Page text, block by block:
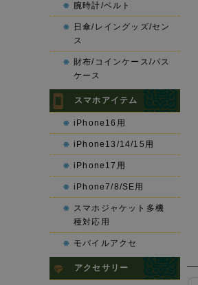
腕時計/ベルト
日傘/レイングッズ/セン
ス
財布/コインケース/パス
ケース
スマホアイテム
iPhone16用
iPhone13/14/15用
iPhone17用
iPhone7/8/SE用
スマホジャケット多機
種対応用
モバイルアクセ
アクセサリー